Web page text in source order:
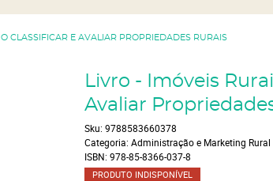
CLASSIFICAR E AVALIAR PROPRIEDADES RURAIS
Livro - Imóveis
Avaliar
Sku: 9788583660378
Categoria: Administração e Marketing Rural
ISBN: 978-85-8366-037-8
PRODUTO INDISPONÍVEL